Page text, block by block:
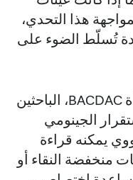
هذا التحدي،
تُسلّط الضوء على
وتساعد الأداة الجديدة المسماة BACDAC، الباحثين
الجينومي
يمكنه قراءة
منخفضة النقاء أو